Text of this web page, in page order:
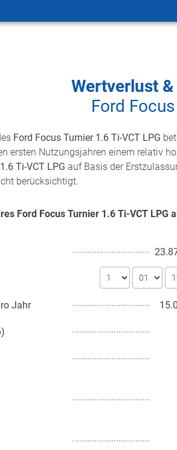
Wertverlust
Ford
Ford Focus Turnier 1.6 Ti-VCT LPG
ersten Nutzungsjahren einem relativ
Ti-VCT LPG auf Basis der
berücksichtigt.
Ford Focus Turnier 1.6 Ti-VCT LPG
Jahr
)